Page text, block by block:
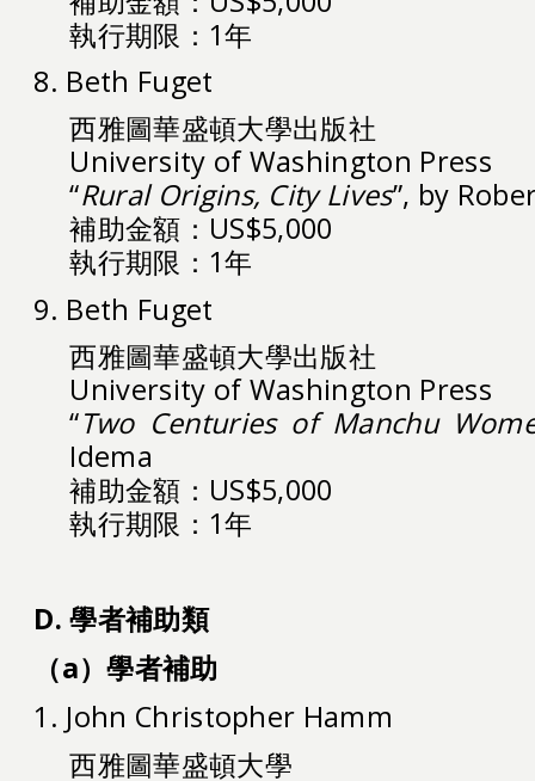
執行期限：1年
8. Beth Fuget
西雅圖華盛頓大學出版社
University of Washington Press
“Rural Origins, City Lives”, by
補助金額：US$5,000
執行期限：1年
9. Beth Fuget
西雅圖華盛頓大學出版社
University of Washington Press
“Two Centuries of Manchu
Idema
補助金額：US$5,000
執行期限：1年
D. 學者補助類
（a）學者補助
1. John Christopher Hamm
西雅圖華盛頓大學